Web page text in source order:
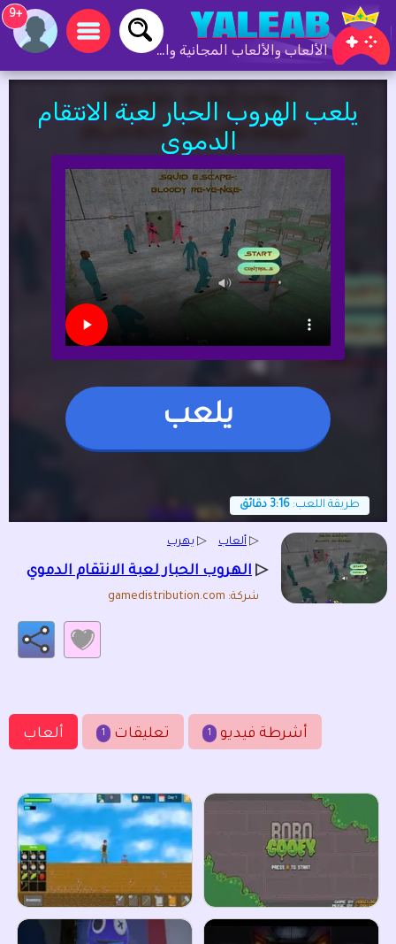
الألعاب والألعاب المجانية والألعاب عبر الإنترنت
+9
يلعب الهروب الحبار لعبة الانتقام
الدموي
يلعب
طريقة اللعب: 3:16 دقائق
▷ ألعاب ▷ يهرب
▷ الهروب الحبار لعبة الانتقام الدموي
شركة: gamedistribution.com
ألعاب 1 تعليقات 1 أشرطة فيديو